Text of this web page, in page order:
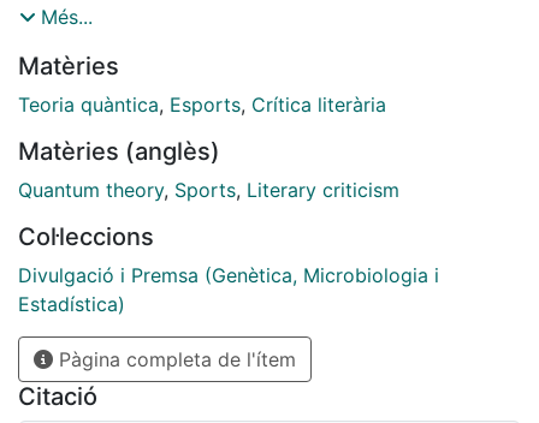
jugadors és la que crea una força extraordinària capaç
victòria compartida. Per això aquest mes us apropo
dos llibres que, malgrat que pugui semblar tot el
potència formadora dels esports d’equip i la creadora
de realitats de la física quàntica.
Més...
Matèries
Teoria quàntica, Esports, Crítica literària
Matèries (anglès)
Quantum theory, Sports, Literary criticism
Col·leccions
Divulgació i Premsa (Genètica, Microbiologia i
Estadística)
Pàgina completa de l'ítem
Citació